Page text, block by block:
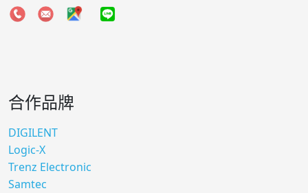
合作品牌
DIGILENT
Logic-X
Trenz Electronic
Samtec